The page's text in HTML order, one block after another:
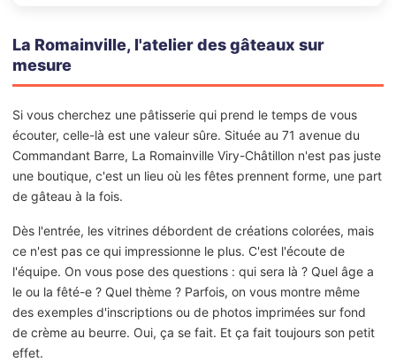
La Romainville, l'atelier des gâteaux sur
mesure
Si vous cherchez une pâtisserie qui prend le temps de vous
écouter, celle-là est une valeur sûre. Située au 71 avenue du
Commandant Barre, La Romainville Viry-Châtillon n'est pas juste
une boutique, c'est un lieu où les fêtes prennent forme, une part
de gâteau à la fois.
Dès l'entrée, les vitrines débordent de créations colorées, mais
ce n'est pas ce qui impressionne le plus. C'est l'écoute de
l'équipe. On vous pose des questions : qui sera là ? Quel âge a
le ou la fêté-e ? Quel thème ? Parfois, on vous montre même
des exemples d'inscriptions ou de photos imprimées sur fond
de crème au beurre. Oui, ça se fait. Et ça fait toujours son petit
effet.